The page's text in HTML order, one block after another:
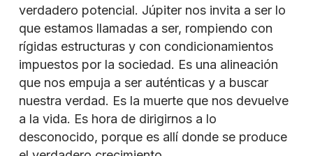
verdadero potencial. Júpiter nos invita a ser lo
que estamos llamadas a ser, rompiendo con
rígidas estructuras y con condicionamientos
impuestos por la sociedad. Es una alineación
que nos empuja a ser auténticas y a buscar
nuestra verdad. Es la muerte que nos devuelve
a la vida. Es hora de dirigirnos a lo
desconocido, porque es allí donde se produce